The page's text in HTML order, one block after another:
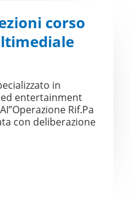
corso
in
entertainment
Rif.Pa
con deliberazione